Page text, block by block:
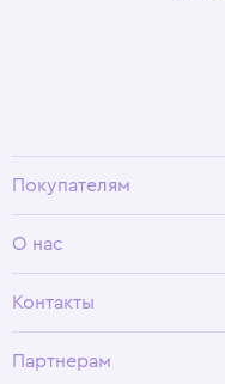
Покупателям
Условия возврата
О нас
Программа лояльности
Контакты
Партнерам